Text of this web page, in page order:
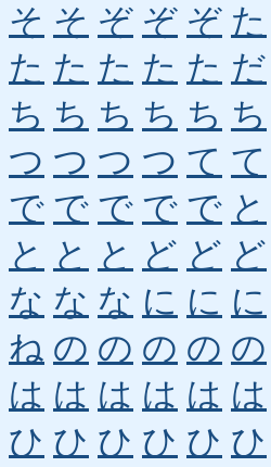
そ そ ぞ ぞ ぞ た
た た た た た だ
ち ち ち ち ち ち
つ つ つ つ て て
で で で で で と
と と と ど ど ど
な な な に に に
ね の の の の の
は は は は は は
ひ ひ ひ ひ ひ ひ